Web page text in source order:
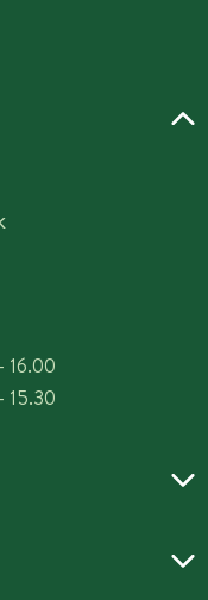
16.00
15.30